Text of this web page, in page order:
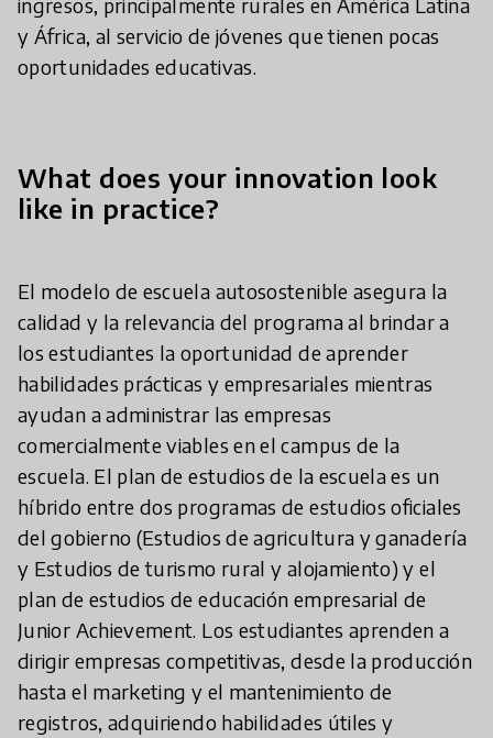
y África, al servicio de jóvenes que tienen pocas
oportunidades educativas.
What does your innovation look
like in practice?
El modelo de escuela autosostenible asegura la
calidad y la relevancia del programa al brindar a
los estudiantes la oportunidad de aprender
habilidades prácticas y empresariales mientras
ayudan a administrar las empresas
comercialmente viables en el campus de la
escuela. El plan de estudios de la escuela es un
híbrido entre dos programas de estudios oficiales
del gobierno (Estudios de agricultura y ganadería
y Estudios de turismo rural y alojamiento) y el
plan de estudios de educación empresarial de
Junior Achievement. Los estudiantes aprenden a
dirigir empresas competitivas, desde la producción
hasta el marketing y el mantenimiento de
registros, adquiriendo habilidades útiles y